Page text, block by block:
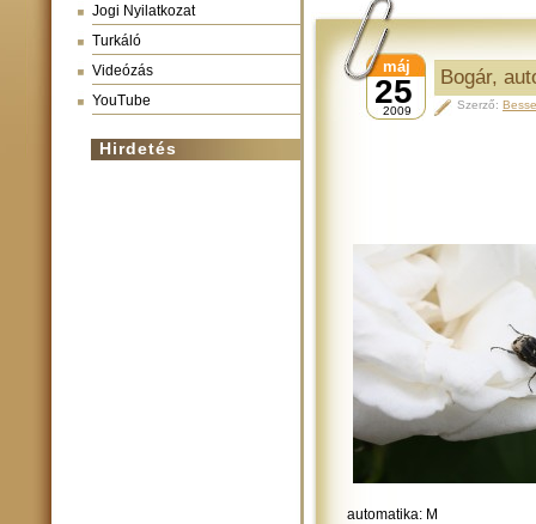
Jogi Nyilatkozat
Turkáló
Videózás
YouTube
Hirdetés
25
máj
2009
Bogár,
Szerző:
automatika: M